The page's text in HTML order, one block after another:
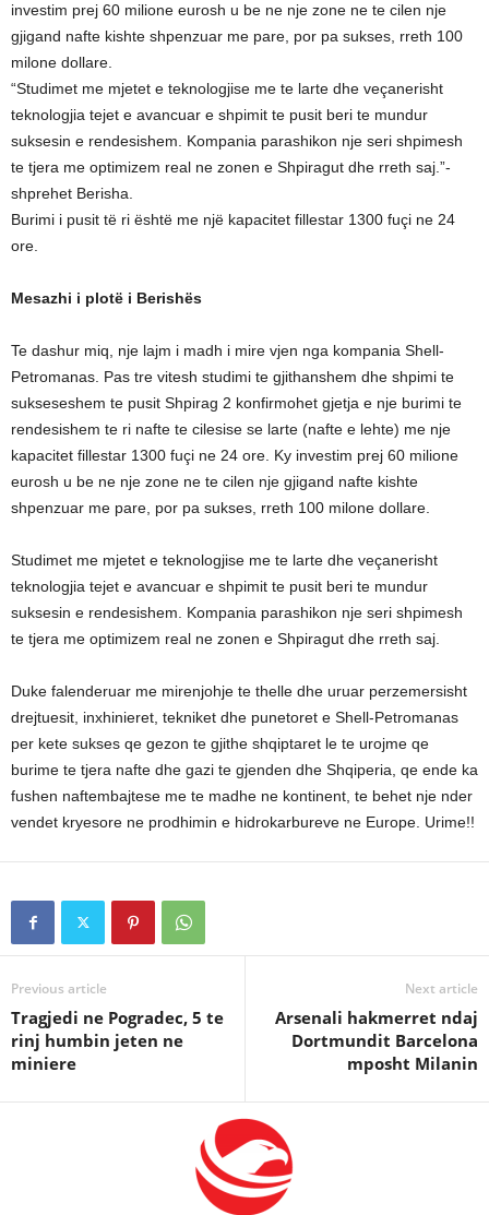
investim prej 60 milione eurosh u be ne nje zone ne te cilen nje
gjigand nafte kishte shpenzuar me pare, por pa sukses, rreth 100
milone dollare.
“Studimet me mjetet e teknologjise me te larte dhe veçanerisht
teknologjia tejet e avancuar e shpimit te pusit beri te mundur
suksesin e rendesishem. Kompania parashikon nje seri shpimesh
te tjera me optimizem real ne zonen e Shpiragut dhe rreth saj.”-
shprehet Berisha.
Burimi i pusit të ri është me një kapacitet fillestar 1300 fuçi ne 24
ore.
Mesazhi i plotë i Berishës
Te dashur miq, nje lajm i madh i mire vjen nga kompania Shell-
Petromanas. Pas tre vitesh studimi te gjithanshem dhe shpimi te
sukseseshem te pusit Shpirag 2 konfirmohet gjetja e nje burimi te
rendesishem te ri nafte te cilesise se larte (nafte e lehte) me nje
kapacitet fillestar 1300 fuçi ne 24 ore. Ky investim prej 60 milione
eurosh u be ne nje zone ne te cilen nje gjigand nafte kishte
shpenzuar me pare, por pa sukses, rreth 100 milone dollare.
Studimet me mjetet e teknologjise me te larte dhe veçanerisht
teknologjia tejet e avancuar e shpimit te pusit beri te mundur
suksesin e rendesishem. Kompania parashikon nje seri shpimesh
te tjera me optimizem real ne zonen e Shpiragut dhe rreth saj.
Duke falenderuar me mirenjohje te thelle dhe uruar perzemersisht
drejtuesit, inxhinieret, tekniket dhe punetoret e Shell-Petromanas
per kete sukses qe gezon te gjithe shqiptaret le te urojme qe
burime te tjera nafte dhe gazi te gjenden dhe Shqiperia, qe ende ka
fushen naftembajtese me te madhe ne kontinent, te behet nje nder
vendet kryesore ne prodhimin e hidrokarbureve ne Europe. Urime!!
Previous article
Tragjedi ne Pogradec, 5 te
rinj humbin jeten ne
miniere
Next article
Arsenali hakmerret ndaj
Dortmundit Barcelona
mposht Milanin